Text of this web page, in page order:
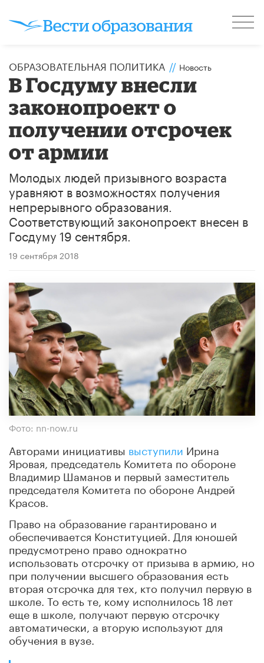
ОБРАЗОВАТЕЛЬНАЯ ПОЛИТИКА // Новость
В Госдуму внесли
законопроект о
получении отсрочек
от армии
Молодых людей призывного возраста
уравняют в возможностях получения
непрерывного образования.
Соответствующий законопроект внесен в
Госдуму 19 сентября.
19 сентября 2018
Фото: nn-now.ru
Авторами инициативы выступили Ирина
Яровая, председатель Комитета по обороне
Владимир Шаманов и первый заместитель
председателя Комитета по обороне Андрей
Красов.
Право на образование гарантировано и
обеспечивается Конституцией. Для юношей
предусмотрено право однократно
использовать отсрочку от призыва в армию, но
при получении высшего образования есть
вторая отсрочка для тех, кто получил первую в
школе. То есть те, кому исполнилось 18 лет
еще в школе, получают первую отсрочку
автоматически, а вторую используют для
обучения в вузе.